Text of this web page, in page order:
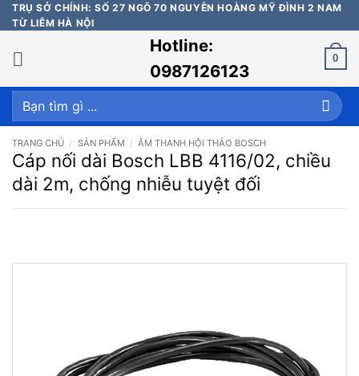
Bỏ
qua
nội
dung
TRỤ SỞ CHÍNH: SỐ 27 NGÕ 70 NGUYỄN HOÀNG MỸ ĐÌNH 2 NAM
TỪ LIÊM HÀ NỘI
Hotline:
0987126123
0
Tìm
kiếm:
TRANG CHỦ / SẢN PHẨM / ÂM THANH HỘI THẢO BOSCH
Cáp nối dài Bosch LBB 4116/02, chiều
dài 2m, chống nhiễu tuyệt đối